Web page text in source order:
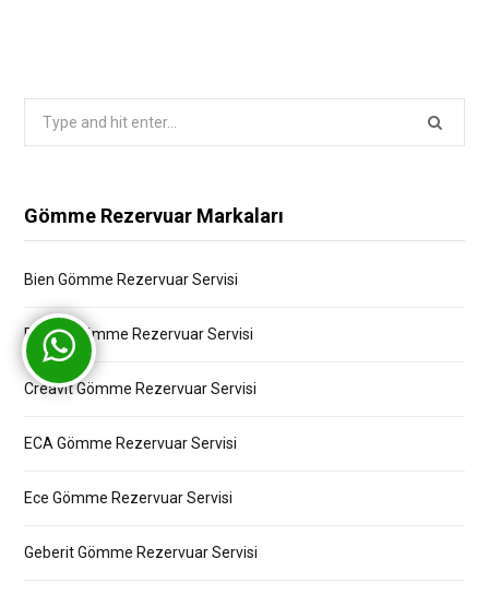
Gömme Rezervuar Markaları
Bien Gömme Rezervuar Servisi
Bocchi Gömme Rezervuar Servisi
Creavit Gömme Rezervuar Servisi
ECA Gömme Rezervuar Servisi
Ece Gömme Rezervuar Servisi
Geberit Gömme Rezervuar Servisi